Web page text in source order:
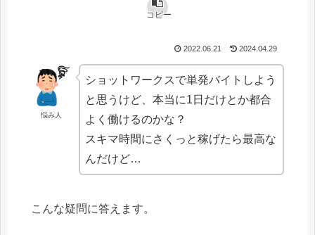
コピー
2022.06.21 2024.04.29
悩み人
ショットワークスで単発バイトしよう
と思うけど、本当に1日だけとか都合
よく働けるのかな？
スキマ時間にさくっと稼げたら最高な
んだけど…
こんな疑問に答えます。